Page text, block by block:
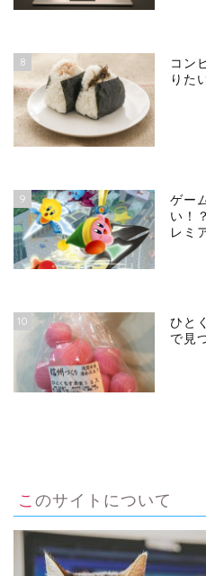
8
コン
りた
9
ゲー
い！
レミ
10
ひと
で見
このサイトについて